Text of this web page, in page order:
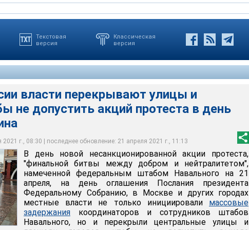
Текстовая
версия
Классическая
версия
власти перекрывают улицы и
не допустить акций протеста в день
г., 08:30 | последнее обновление: 21 апреля 2021 г., 11:13
21 апреля перекрыты все основные улицы и площади,
Металлические ограждения выставлены на Манежной
была пройти акция в поддержку Алексея Навального
репортер
на улицы выведены усиленные наряды полиции и Росгвардии.
апреля действовать так же, как во время массовых
/ Акишин Вячеслав
перекрывают улицы и площади, чтобы не допустить акций
Путина
/ Будишевский Николай
В день новой несанкционированной акции протеста,
"финальной битвы между добром и нейтралитетом",
намеченной федеральным штабом Навального на 21
апреля, на день оглашения Послания президента
Федеральному Собранию, в Москве и других городах
местные власти не только инициировали массовые
задержания координаторов и сотрудников штабов
Навального, но и перекрыли центральные улицы и